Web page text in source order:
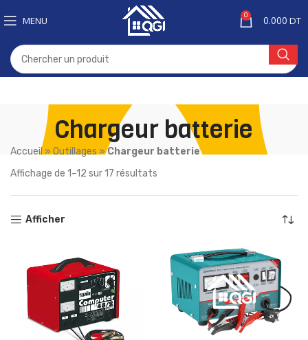
MENU 0 0.000 DT
Chargeur batterie
Accueil » Outillages »Chargeur batterie
Affichage de 1–12 sur 17 résultats
Afficher